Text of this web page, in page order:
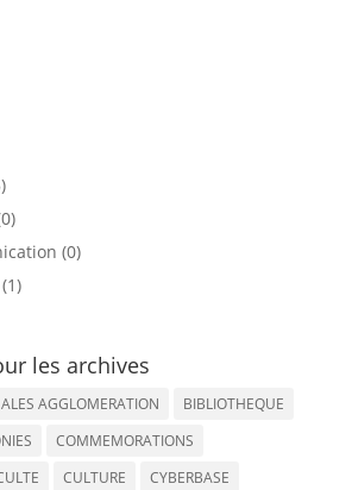
(0)
les archives
ALES AGGLOMERATION
BIBLIOTHEQUE
COMMEMORATIONS
CULTURE
CYBERBASE